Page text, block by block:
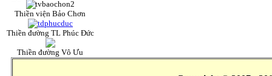
Thiền viện Bảo Chơn
Thiền đường TL Phúc Đức
Thiền đường Vô Ưu